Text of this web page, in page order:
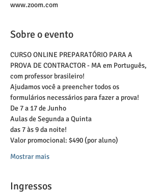
www.zoom.com
Sobre o evento
CURSO ONLINE PREPARATÓRIO PARA A
PROVA DE CONTRACTOR - MA em Português,
com professor brasileiro!
Ajudamos você a preencher todos os
formulários necessários para fazer a prova!
De 7 a 17 de Junho
Aulas de Segunda a Quinta
das 7 às 9 da noite!
Valor promocional: $490 (por aluno)
Mostrar mais
Ingressos